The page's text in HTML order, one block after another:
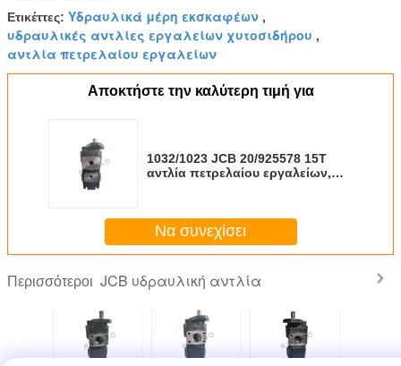
Ετικέττες: Υδραυλικά μέρη εκσκαφέων ,
υδραυλικές αντλίες εργαλείων χυτοσιδήρου ,
αντλία πετρελαίου εργαλείων
Αποκτήστε την καλύτερη τιμή για
1032/1023 JCB 20/925578 15T
αντλία πετρελαίου εργαλείων,
Να συνεχίσει
Περισσότεροι JCB υδραυλική αντλία